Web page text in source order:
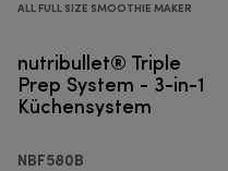
ALL FULL SIZE SMOOTHIE MAKER
nutribullet® Triple
Prep System - 3-in-1
Küchensystem
NBF580B